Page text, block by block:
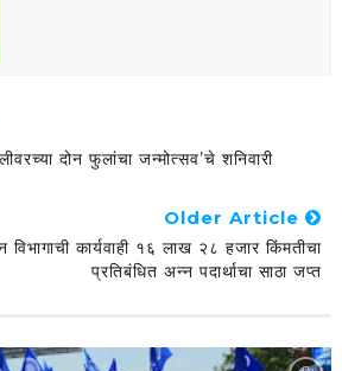
दोन फुलांचा जन्मोत्सव’चे शनिवारी
Older Article
कार्यवाही १६ लाख २८ हजार किंमतीचा
प्रतिबंधित अन्न पदार्थाचा साठा जप्त